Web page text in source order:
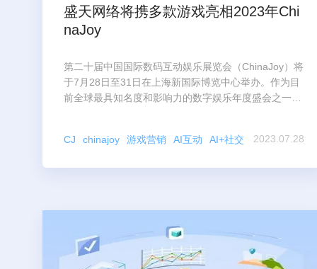
盛天网络将携多款游戏亮相2023年Chi
naJoy
第二十届中国国际数码互动娱乐展览会（ChinaJoy）将
于7月28日至31日在上海新国际博览中心举办。作为目
前全球最具知名度和影响力的数字娱乐年度盛会之一，
CJ chinajoy 游戏营销 AI互动
AI+社交
2023.07.28